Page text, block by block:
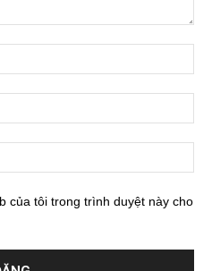
của tôi trong trình duyệt này cho